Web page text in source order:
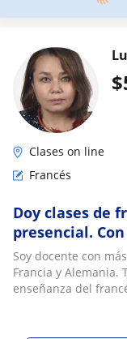
$
Clases on line
Francés
Doy clases de
presencial.
Soy docente con
Francia y Alemania.
enseñanza del